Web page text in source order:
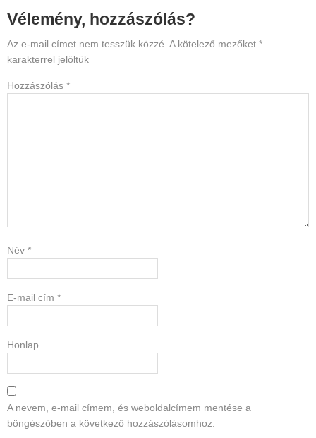
Reader
Interactions
Vélemény, hozzászólás?
Az e-mail címet nem tesszük közzé. A kötelező mezőket *
karakterrel jelöltük
Hozzászólás *
Név *
E-mail cím *
Honlap
A nevem, e-mail címem, és weboldalcímem mentése a
böngészőben a következő hozzászólásomhoz.